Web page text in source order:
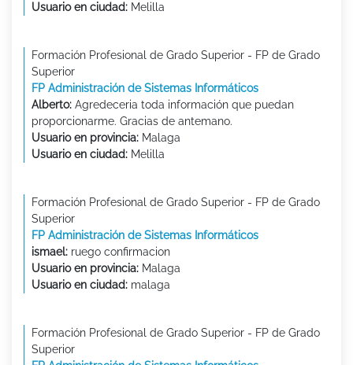
Usuario en ciudad: Melilla
Formación Profesional de Grado Superior - FP de Grado
Superior
FP Administración de Sistemas Informáticos
Alberto: Agredeceria toda información que puedan
proporcionarme. Gracias de antemano.
Usuario en provincia: Malaga
Usuario en ciudad: Melilla
Formación Profesional de Grado Superior - FP de Grado
Superior
FP Administración de Sistemas Informáticos
ismael: ruego confirmacion
Usuario en provincia: Malaga
Usuario en ciudad: malaga
Formación Profesional de Grado Superior - FP de Grado
Superior